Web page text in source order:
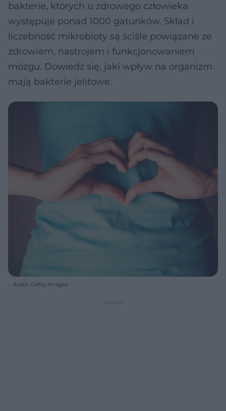
bakterie, których u zdrowego człowieka
występuje ponad 1000 gatunków. Skład i
liczebność mikrobioty są ściśle powiązane ze
zdrowiem, nastrojem i funkcjonowaniem
mózgu. Dowiedz się, jaki wpływ na organizm
mają bakterie jelitowe.
Autor: Getty Images